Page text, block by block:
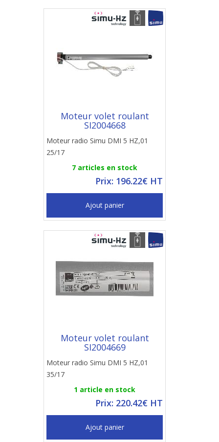
Moteur volet roulant
SI2004668
Moteur radio Simu DMI 5 HZ,01
25/17
7 articles en stock
Prix: 196.22€ HT
Ajout panier
Moteur volet roulant
SI2004669
Moteur radio Simu DMI 5 HZ,01
35/17
1 article en stock
Prix: 220.42€ HT
Ajout panier